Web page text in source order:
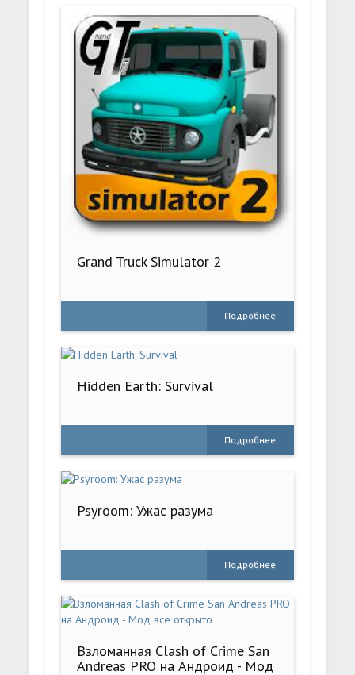
Grand Truck Simulator 2
Подробнее
Hidden Earth: Survival
Подробнее
Psyroom: Ужас разума
Подробнее
Взломанная Clash of Crime San
Andreas PRO на Андроид - Мод